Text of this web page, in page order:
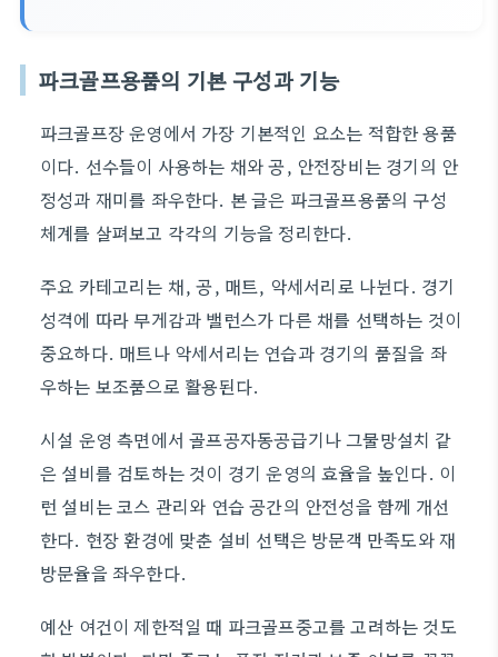
파크골프용품의 기본 구성과 기능
파크골프장 운영에서 가장 기본적인 요소는 적합한 용품
이다. 선수들이 사용하는 채와 공, 안전장비는 경기의 안
정성과 재미를 좌우한다. 본 글은 파크골프용품의 구성
체계를 살펴보고 각각의 기능을 정리한다.
주요 카테고리는 채, 공, 매트, 악세서리로 나뉜다. 경기
성격에 따라 무게감과 밸런스가 다른 채를 선택하는 것이
중요하다. 매트나 악세서리는 연습과 경기의 품질을 좌
우하는 보조품으로 활용된다.
시설 운영 측면에서 골프공자동공급기나 그물망설치 같
은 설비를 검토하는 것이 경기 운영의 효율을 높인다. 이
런 설비는 코스 관리와 연습 공간의 안전성을 함께 개선
한다. 현장 환경에 맞춘 설비 선택은 방문객 만족도와 재
방문율을 좌우한다.
예산 여건이 제한적일 때 파크골프중고를 고려하는 것도